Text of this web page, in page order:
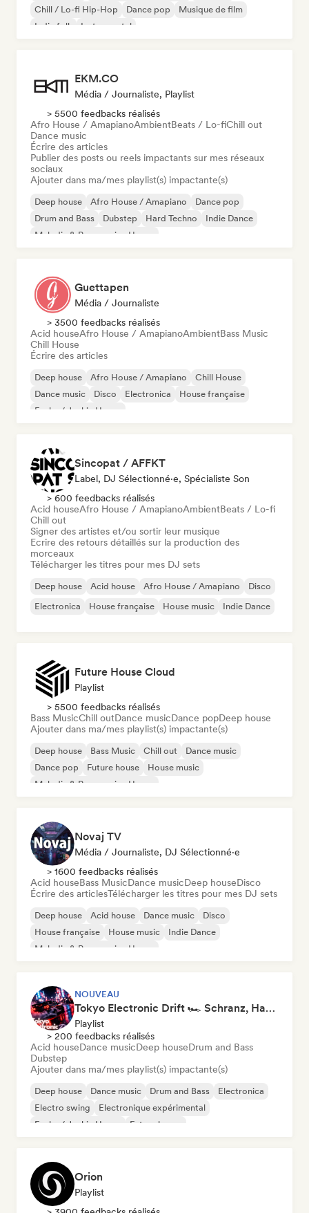
Chill / Lo-fi Hip-Hop
Dance pop
Musique de film
Indie folk
Instrumental
EKM.CO
Média / Journaliste, Playlist
> 5500 feedbacks réalisés
Afro House / AmapianoAmbientBeats / Lo-fiChill out
Dance music
Écrire des articles
Publier des posts ou reels impactants sur mes réseaux
sociaux
Ajouter dans ma/mes playlist(s) impactante(s)
Deep house Afro House / Amapiano
Dance pop
Drum and Bass
Dubstep Hard Techno
Indie Dance
Melodic & Progressive House
Guettapen
Média / Journaliste
> 3500 feedbacks réalisés
Acid houseAfro House / AmapianoAmbientBass Music
Chill House
Écrire des articles
Deep house Afro House / Amapiano
Chill House
Dance music
Disco Electronica
House française
Funky / Jackin House
Sincopat / AFFKT
Label, DJ Sélectionné·e, Spécialiste Son
> 600 feedbacks réalisés
Acid houseAfro House / AmapianoAmbientBeats / Lo-fi
Chill out
Signer des artistes et/ou sortir leur musique
Ecrire des retours détaillés sur la production des
morceaux
Télécharger les titres pour mes DJ sets
Deep house Acid house Afro House / Amapiano
Disco
Electronica
House française House music Indie Dance
Future House Cloud
Playlist
> 5500 feedbacks réalisés
Bass MusicChill outDance musicDance popDeep house
Ajouter dans ma/mes playlist(s) impactante(s)
Deep house Bass Music Chill out
Dance music
Dance pop
Future house
House music
Melodic & Progressive House
Novaj TV
Média / Journaliste, DJ Sélectionné·e
> 1600 feedbacks réalisés
Acid houseBass MusicDance musicDeep houseDisco
Écrire des articlesTélécharger les titres pour mes DJ sets
Deep house Acid house Dance music
Disco
House française
House music
Indie Dance
Melodic & Progressive House
NOUVEAU
Tokyo Electronic Drift 🏎️ Schranz, Hard Techno & Anime EDM
Playlist
> 200 feedbacks réalisés
Acid houseDance musicDeep houseDrum and Bass
Dubstep
Ajouter dans ma/mes playlist(s) impactante(s)
Deep house Dance music Drum and Bass
Electronica
Electro swing
Electronique expérimental
Funky / Jackin House
Future house
Orion
Playlist